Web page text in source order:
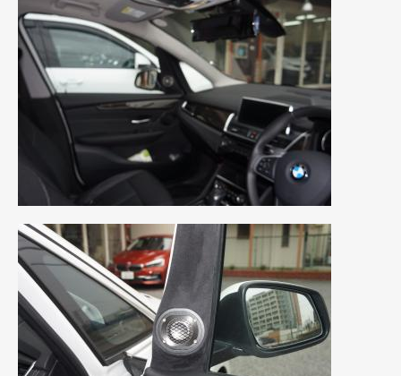
2014年7月(4)
2014年6月(5)
2014年5月(7)
2014年4月(4)
2014年3月(5)
2014年2月
2014年1月(3)
2013年12月(6)
2013年11月(22)
2013年10月(7)
2013年9月(7)